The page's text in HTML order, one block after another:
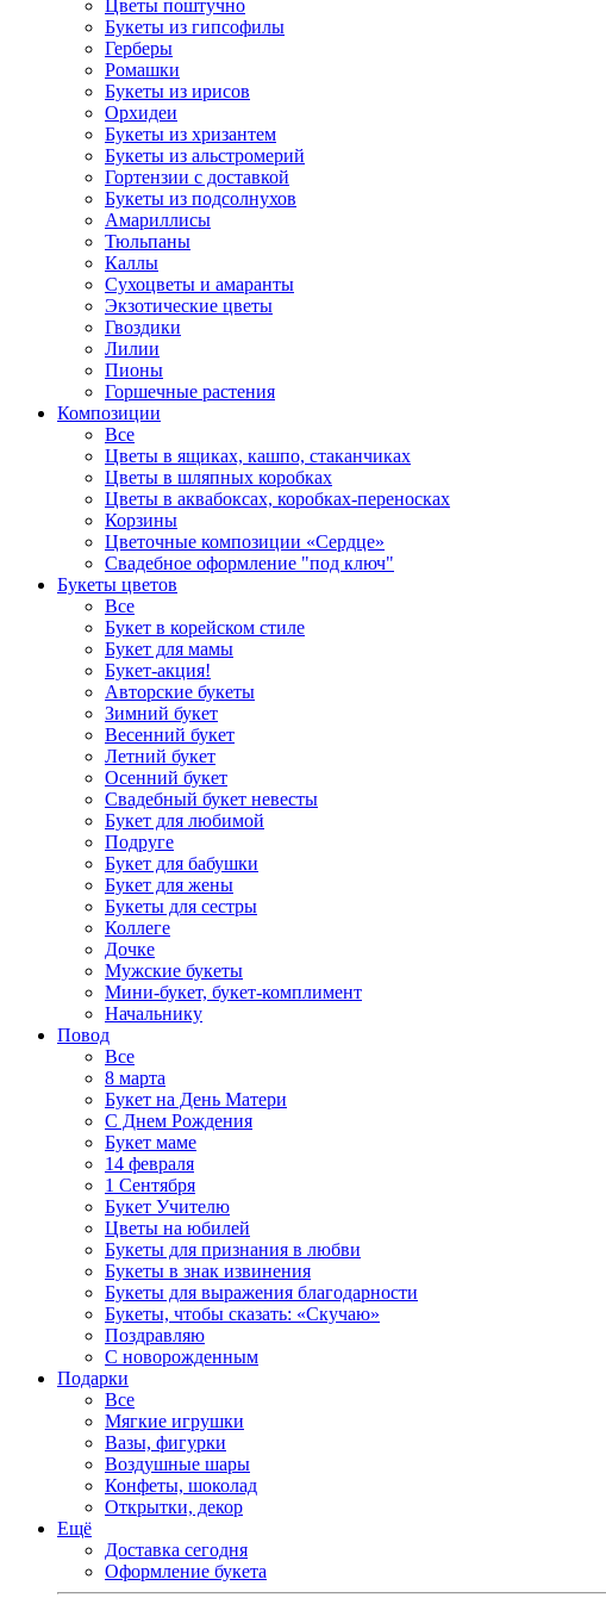
Цветы поштучно
Букеты из гипсофилы
Герберы
Ромашки
Букеты из ирисов
Орхидеи
Букеты из хризантем
Букеты из альстромерий
Гортензии с доставкой
Букеты из подсолнухов
Амариллисы
Тюльпаны
Каллы
Сухоцветы и амаранты
Экзотические цветы
Гвоздики
Лилии
Пионы
Горшечные растения
Композиции
Все
Цветы в ящиках, кашпо, стаканчиках
Цветы в шляпных коробках
Цветы в аквабоксах, коробках-переносках
Корзины
Цветочные композиции «Сердце»
Свадебное оформление "под ключ"
Букеты цветов
Все
Букет в корейском стиле
Букет для мамы
Букет-акция!
Авторские букеты
Зимний букет
Весенний букет
Летний букет
Осенний букет
Свадебный букет невесты
Букет для любимой
Подруге
Букет для бабушки
Букет для жены
Букеты для сестры
Коллеге
Дочке
Мужские букеты
Мини-букет, букет-комплимент
Начальнику
Повод
Все
8 марта
Букет на День Матери
С Днем Рождения
Букет маме
14 февраля
1 Сентября
Букет Учителю
Цветы на юбилей
Букеты для признания в любви
Букеты в знак извинения
Букеты для выражения благодарности
Букеты, чтобы сказать: «Скучаю»
Поздравляю
С новорожденным
Подарки
Все
Мягкие игрушки
Вазы, фигурки
Воздушные шары
Конфеты, шоколад
Открытки, декор
Ещё
Доставка сегодня
Оформление букета